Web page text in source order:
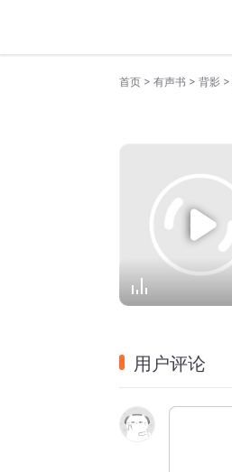
首页 > 有声书 > 背影 >
用户评论